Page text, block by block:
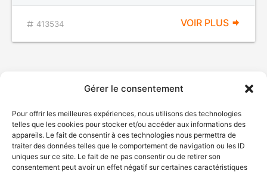
Gérer le consentement
Pour offrir les meilleures expériences, nous utilisons des technologies
telles que les cookies pour stocker et/ou accéder aux informations des
appareils. Le fait de consentir à ces technologies nous permettra de
traiter des données telles que le comportement de navigation ou les ID
uniques sur ce site. Le fait de ne pas consentir ou de retirer son
consentement peut avoir un effet négatif sur certaines caractéristiques
413534 VOIR PLUS